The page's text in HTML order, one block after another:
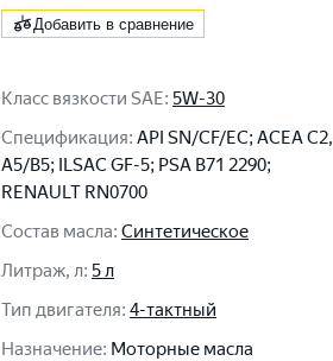
Добавить в сравнение
Класс вязкости SAE: 5W-30
Спецификация: API SN/CF/EC; ACEA C2,
A5/B5; ILSAC GF-5; PSA B71 2290;
RENAULT RN0700
Состав масла: Синтетическое
Литраж, л: 5 л
Тип двигателя: 4-тактный
Назначение: Моторные масла